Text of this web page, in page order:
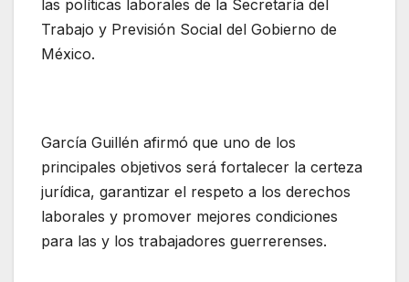
las políticas laborales de la Secretaría del
Trabajo y Previsión Social del Gobierno de
México.
García Guillén afirmó que uno de los
principales objetivos será fortalecer la certeza
jurídica, garantizar el respeto a los derechos
laborales y promover mejores condiciones
para las y los trabajadores guerrerenses.